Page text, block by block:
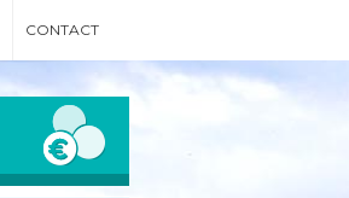
CONTACT